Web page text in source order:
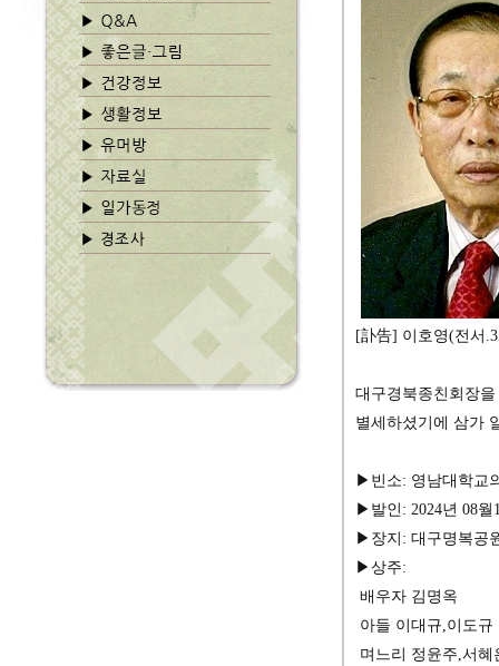
[訃告] 이호영(전서
대구경북종친회장
별세하셨기에 삼가
▶빈소: 영남대학교
▶발인: 2024년 08월
▶장지: 대구명복공
▶상주:
배우자 김명옥
아들 이대규,이도규
며느리 정윤주,서혜